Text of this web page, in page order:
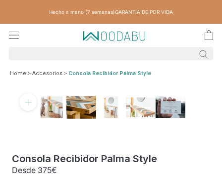
Hecho a mano (7 semanas)GARANTÍA DE POR VIDA
Home > Accesorios > Consola Recibidor Palma Style
Consola Recibidor Palma Style
Desde 375€